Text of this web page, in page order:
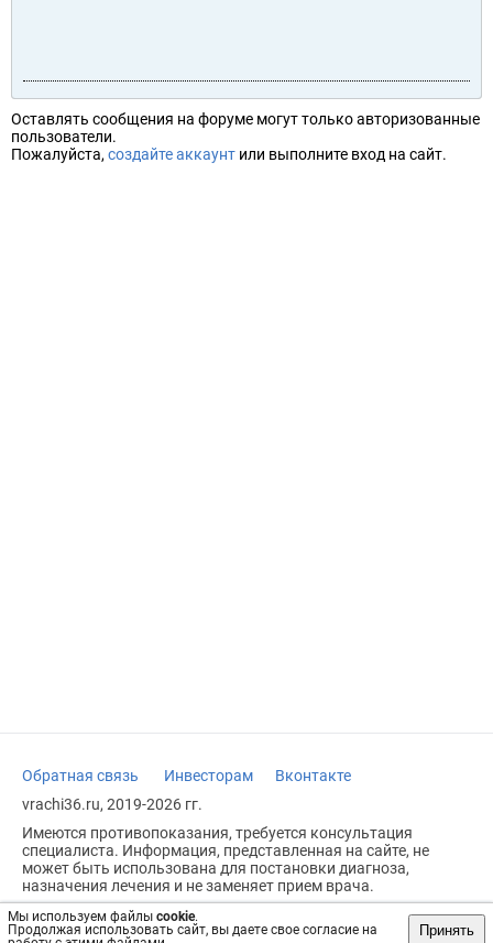
Мы используем файлы cookie.
Продолжая использовать сайт, вы даете свое согласие на
Принять
Оставлять сообщения на форуме могут только авторизованные
пользователи.
Пожалуйста, создайте аккаунт или выполните вход на сайт.
Обратная связь Инвесторам
Вконтакте
vrachi36.ru, 2019-2026 гг.
Имеются противопоказания, требуется консультация
специалиста. Информация, представленная на сайте, не
может быть использована для постановки диагноза,
назначения лечения и не заменяет прием врача.
Возрастное ограничение: 18+